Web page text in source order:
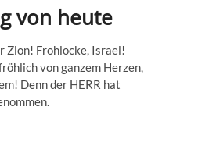
von heute
Zion! Frohlocke, Israel!
von ganzem Herzen,
Denn der HERR hat